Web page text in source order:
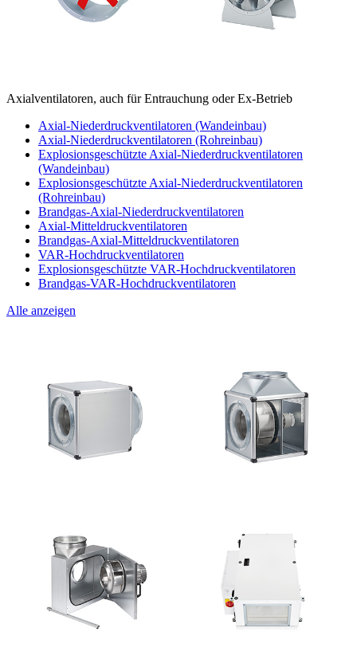
Axialventilatoren, auch für Entrauchung oder Ex-Betrieb
Axial-Niederdruckventilatoren (Wandeinbau)
Axial-Niederdruckventilatoren (Rohreinbau)
Explosionsgeschützte Axial-Niederdruckventilatoren
(Wandeinbau)
Explosionsgeschützte Axial-Niederdruckventilatoren
(Rohreinbau)
Brandgas-Axial-Niederdruckventilatoren
Axial-Mitteldruckventilatoren
Brandgas-Axial-Mitteldruckventilatoren
VAR-Hochdruckventilatoren
Explosionsgeschützte VAR-Hochdruckventilatoren
Brandgas-VAR-Hochdruckventilatoren
Alle anzeigen